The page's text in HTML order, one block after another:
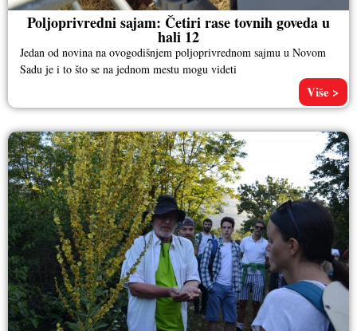
Poljoprivredni sajam: Četiri rase tovnih goveda u
hali 12
Jedan od novina na ovogodišnjem poljoprivrednom sajmu u Novom
Sadu je i to što se na jednom mestu mogu videti
Više >